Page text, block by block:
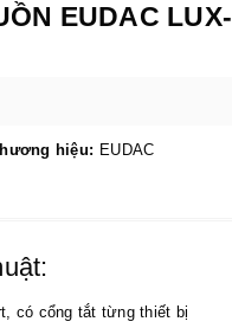
EUDAC LUX-
hiệu: EUDAC
có cổng tắt từng thiết bị